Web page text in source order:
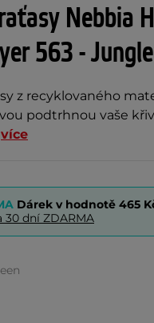
Nebbia
563 -
z recyklovaného
podtrhnou vaše
více
Dárek v hodnotě 465
30 dní ZDARMA